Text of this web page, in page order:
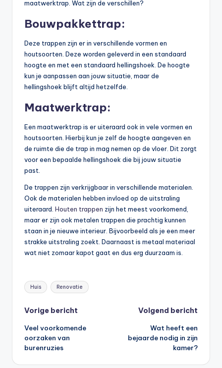
maatwerktrap. Wat zijn de verschillen?
Bouwpakkettrap:
Deze trappen zijn er in verschillende vormen en
houtsoorten. Deze worden geleverd in een standaard
hoogte en met een standaard hellingshoek. De hoogte
kun je aanpassen aan jouw situatie, maar de
hellingshoek blijft altijd hetzelfde.
Maatwerktrap:
Een maatwerktrap is er uiteraard ook in vele vormen en
houtsoorten. Hierbij kun je zelf de hoogte aangeven en
de ruimte die de trap in mag nemen op de vloer. Dit zorgt
voor een bepaalde hellingshoek die bij jouw situatie
past.
De trappen zijn verkrijgbaar in verschillende materialen.
Ook de materialen hebben invloed op de uitstraling
uiteraard. Houten trappen zijn het meest voorkomend,
maar er zijn ook metalen trappen die prachtig kunnen
staan in je nieuwe interieur. Bijvoorbeeld als je een meer
strakke uitstraling zoekt. Daarnaast is metaal materiaal
wat niet zomaar kapot gaat en dus erg duurzaam is.
Tags:
Huis Renovatie
Bericht
navigatie
Vorige bericht
Veel voorkomende
oorzaken van
burenruzies
Volgend bericht
Wat heeft een
bejaarde nodig in zijn
kamer?